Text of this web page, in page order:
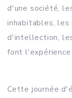
d'une société,
inhabitables,
d'intellection,
font
Cette journée